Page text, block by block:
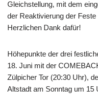
Gleichstellung, mit dem
der Reaktivierung der
Herzlichen Dank dafür!
Höhepunkte der drei
18. Juni mit der
Zülpicher Tor (20:30 Uhr),
Altstadt am Sonntag um 15